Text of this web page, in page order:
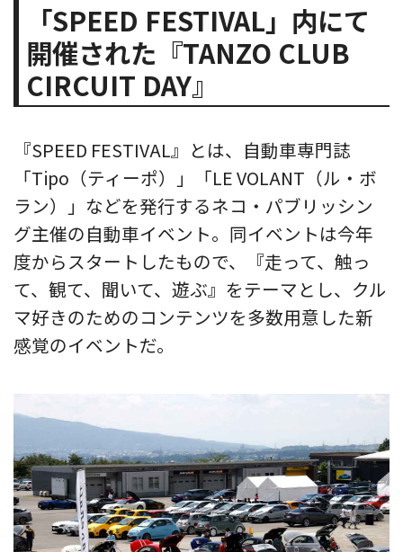
「SPEED FESTIVAL」内にて
開催された『TANZO CLUB
CIRCUIT DAY』
『SPEED FESTIVAL』とは、自動車専門誌
「Tipo（ティーポ）」「LE VOLANT（ル・ボ
ラン）」などを発行するネコ・パブリッシン
グ主催の自動車イベント。同イベントは今年
度からスタートしたもので、『走って、触っ
て、観て、聞いて、遊ぶ』をテーマとし、クル
マ好きのためのコンテンツを多数用意した新
感覚のイベントだ。